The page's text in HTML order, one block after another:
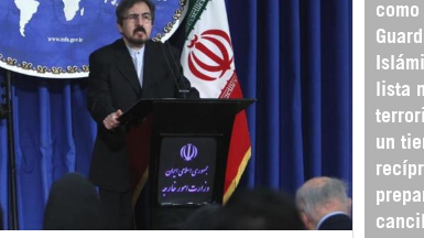
como
lista
un